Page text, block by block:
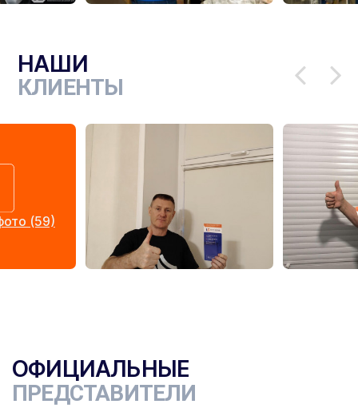
НАШИ
КЛИЕНТЫ
(59)
ОФИЦИАЛЬНЫЕ
ПРЕДСТАВИТЕЛИ